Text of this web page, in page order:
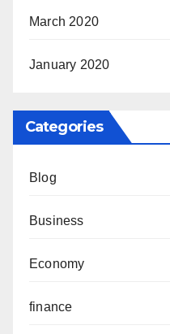
March 2020
January 2020
Categories
Blog
Business
Economy
finance